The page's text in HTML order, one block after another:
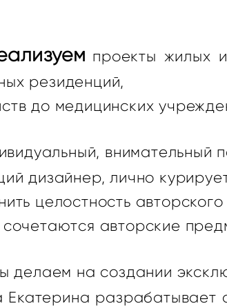
проекты жилых
резиденций,
до медицинских
внимательный
дизайнер, лично
целостность
авторские
делаем на создании
разрабатывает